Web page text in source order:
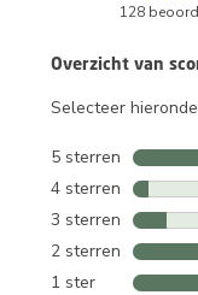
Overzicht van
Selecteer
5 sterren sterren
4 sterren sterren
3 sterren sterren
2 sterren sterren
1 ster sterren
128